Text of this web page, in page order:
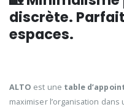
discrète.
espaces.
ALTO est une table
maximiser l’organisation dans